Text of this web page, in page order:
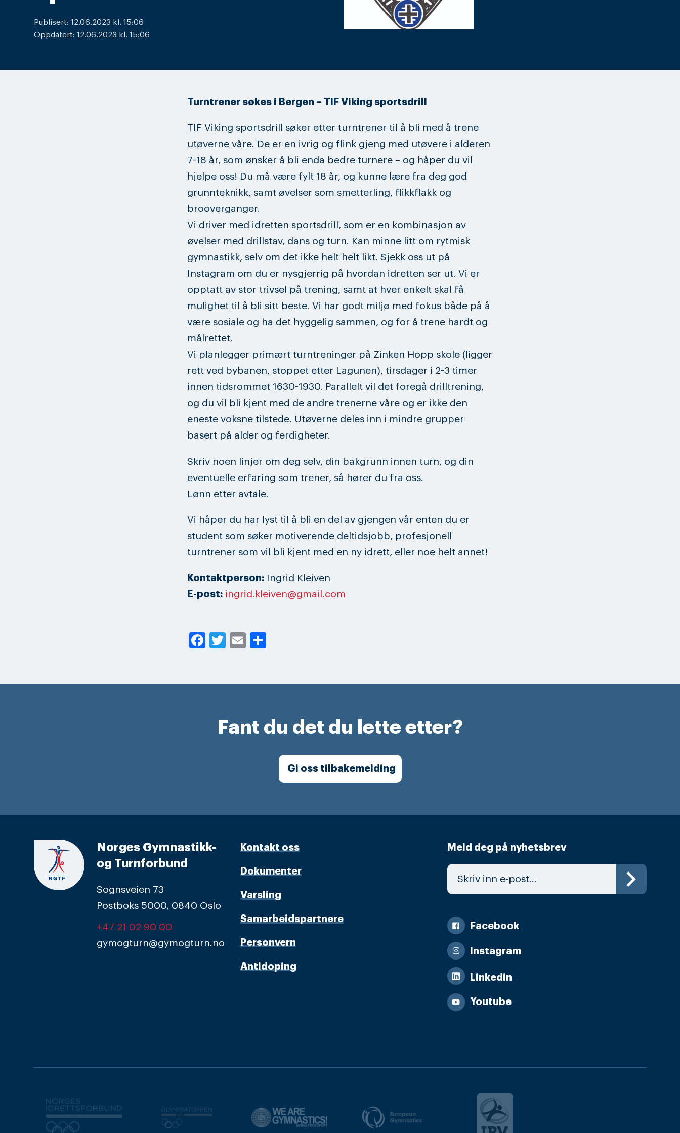
Publisert: 12.06.2023 kl. 15:06
Oppdatert: 12.06.2023 kl. 15:06
Turntrener søkes i Bergen – TIF Viking sportsdrill
TIF Viking sportsdrill søker etter turntrener til å bli med å trene
utøverne våre. De er en ivrig og flink gjeng med utøvere i alderen
7-18 år, som ønsker å bli enda bedre turnere – og håper du vil
hjelpe oss! Du må være fylt 18 år, og kunne lære fra deg god
grunnteknikk, samt øvelser som smetterling, flikkflakk og
brooverganger.
Vi driver med idretten sportsdrill, som er en kombinasjon av
øvelser med drillstav, dans og turn. Kan minne litt om rytmisk
gymnastikk, selv om det ikke helt helt likt. Sjekk oss ut på
Instagram om du er nysgjerrig på hvordan idretten ser ut. Vi er
opptatt av stor trivsel på trening, samt at hver enkelt skal få
mulighet til å bli sitt beste. Vi har godt miljø med fokus både på å
være sosiale og ha det hyggelig sammen, og for å trene hardt og
målrettet.
Vi planlegger primært turntreninger på Zinken Hopp skole (ligger
rett ved bybanen, stoppet etter Lagunen), tirsdager i 2-3 timer
innen tidsrommet 1630-1930. Parallelt vil det foregå drilltrening,
og du vil bli kjent med de andre trenerne våre og er ikke den
eneste voksne tilstede. Utøverne deles inn i mindre grupper
basert på alder og ferdigheter.
Skriv noen linjer om deg selv, din bakgrunn innen turn, og din
eventuelle erfaring som trener, så hører du fra oss.
Lønn etter avtale.
Vi håper du har lyst til å bli en del av gjengen vår enten du er
student som søker motiverende deltidsjobb, profesjonell
turntrener som vil bli kjent med en ny idrett, eller noe helt annet!
Kontaktperson:Ingrid Kleiven
E-post: ingrid.kleiven@gmail.com
Facebook
Twitter
Email
Fant du det du lette etter?
Gi oss tilbakemelding
Norges Gymnastikk-
og Turnforbund
Sognsveien 73
Postboks 5000, 0840 Oslo
+47 21 02 90 00
gymogturn@gymogturn.no
Kontakt oss
Dokumenter
Varsling
Samarbeidspartnere
Personvern
Antidoping
Meld deg på nyhetsbrev
Facebook
Instagram
Linkedin
Youtube